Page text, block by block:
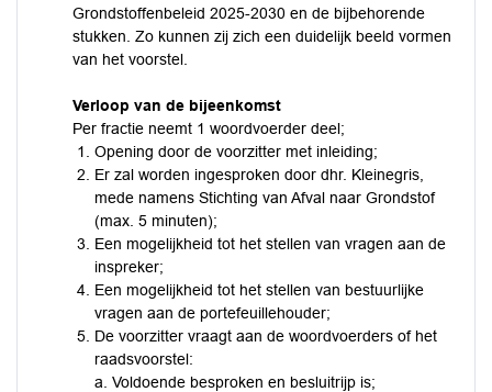
Grondstoffenbeleid 2025-2030 en de bijbehorende
stukken. Zo kunnen zij zich een duidelijk beeld vormen
van het voorstel.
Verloop van de bijeenkomst
Per fractie neemt 1 woordvoerder deel;
Opening door de voorzitter met inleiding;
Er zal worden ingesproken door dhr. Kleinegris,
mede namens Stichting van Afval naar Grondstof
(max. 5 minuten);
Een mogelijkheid tot het stellen van vragen aan de
inspreker;
Een mogelijkheid tot het stellen van bestuurlijke
vragen aan de portefeuillehouder;
De voorzitter vraagt aan de woordvoerders of het
raadsvoorstel:
a. Voldoende besproken en besluitrijp is;